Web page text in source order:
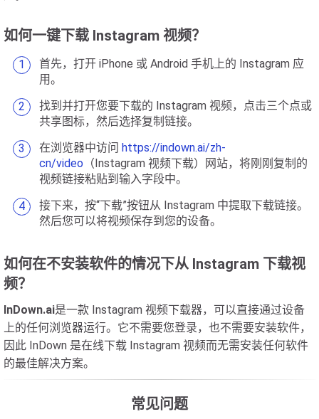
如何一键下载 Instagram 视频？
首先，打开 iPhone 或 Android 手机上的 Instagram 应
用。
找到并打开您要下载的 Instagram 视频，点击三个点或
共享图标，然后选择复制链接。
在浏览器中访问 https://indown.ai/zh-
cn/video （Instagram 视频下载）网站，将刚刚复制的
视频链接粘贴到输入字段中。
接下来，按“下载”按钮从 Instagram 中提取下载链接。
然后您可以将视频保存到您的设备。
如何在不安装软件的情况下从 Instagram 下载视
频？
InDown.ai是一款 Instagram 视频下载器，可以直接通过设备
上的任何浏览器运行。它不需要您登录，也不需要安装软件，
因此 InDown 是在线下载 Instagram 视频而无需安装任何软件
的最佳解决方案。
常见问题